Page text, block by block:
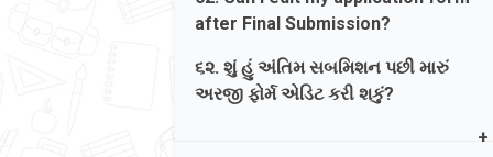
correct it and click 'Save & Next'. Then,
read the declaration, tick the
checkbox, and click 'Final Submission'.
જવાબ. તમે ઓનલાઇન ભરેલા તમામ
after Final Submission?
૬૨. શું હું અંતિમ સબમિશન પછી મારું
અરજી ફોર્મ એડિટ કરી શકું?